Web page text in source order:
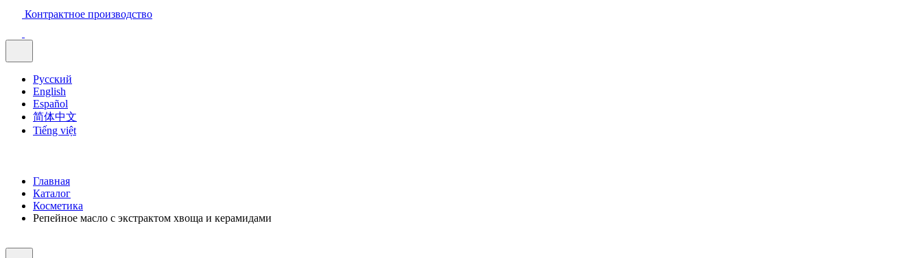
Контрактное производство
Русский
English
Español
简体中文
Tiếng việt
Главная
Каталог
Косметика
Репейное масло с экстрактом хвоща и керамидами